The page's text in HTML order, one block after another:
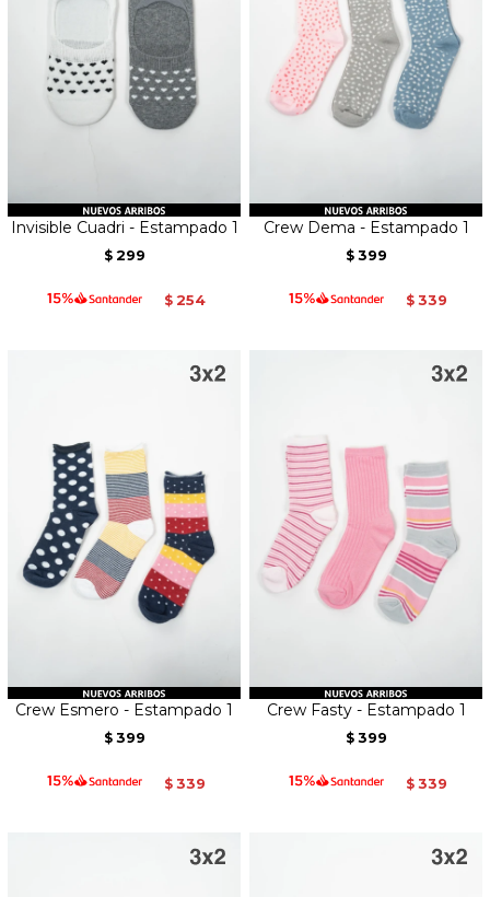
Invisible Cuadri - Estampado 1
$ 299
$ 254
Crew Dema - Estampado 1
$ 399
$ 339
Crew Esmero - Estampado 1
$ 399
$ 339
Crew Fasty - Estampado 1
$ 399
$ 339